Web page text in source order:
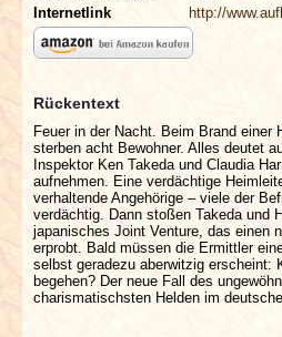
Internetlink
http://
Rückentext
Feuer in der Nacht. Beim Brand einer
sterben acht Bewohner. Alles deutet
Inspektor Ken Takeda und Claudia
aufnehmen. Eine verdächtige
verhaltende Angehörige – viele der
verdächtig. Dann stoßen Takeda und
japanisches Joint Venture, das einen
erprobt. Bald müssen die Ermittler
selbst geradezu aberwitzig erscheint:
begehen? Der neue Fall des
charismatischsten Helden im